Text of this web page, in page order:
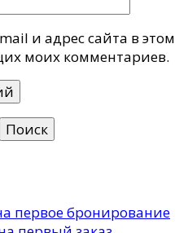
и адрес сайта в этом
моих комментариев.
первое бронирование